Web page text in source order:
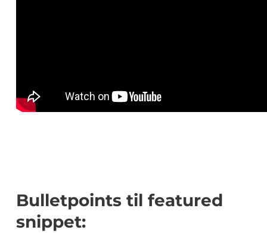
Bulletpoints til featured
snippet: